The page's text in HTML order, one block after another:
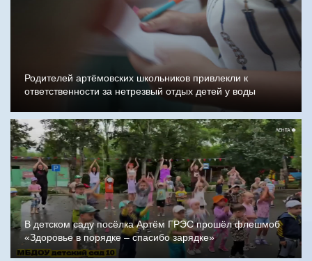
Родителей артёмовских школьников привлекли к
ответственности за нетрезвый отдых детей у воды
В детском саду посёлка Артём ГРЭС прошёл флешмоб
«Здоровье в порядке – спасибо зарядке»